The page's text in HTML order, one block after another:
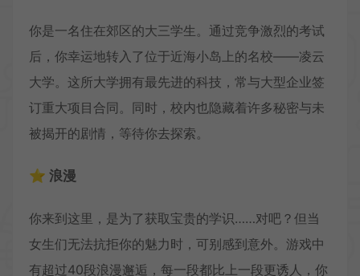
你是一名住在郊区的大三学生。通过竞争激烈的考试
后，你幸运地转入了位于近海小岛上的名校——凌云
大学。这所大学拥有最先进的科技，常与大型企业签
订重大项目合同。同时，校内也隐藏着许多秘密与未
被揭开的剧情，等待你去探索。
⭐ 浪漫
你来到这里，是为了获取宝贵的学识……对吧？但当
女生们无法抗拒你的魅力时，可别感到意外。游戏中
有超过40段浪漫邂逅，每一段都比上一段更诱人，你